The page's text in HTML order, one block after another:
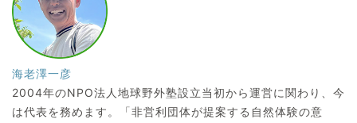
海老澤一彦
2004年のNPO法人地球野外塾設立当初から運営に関わり、今
は代表を務めます。「非営利団体が提案する自然体験の意